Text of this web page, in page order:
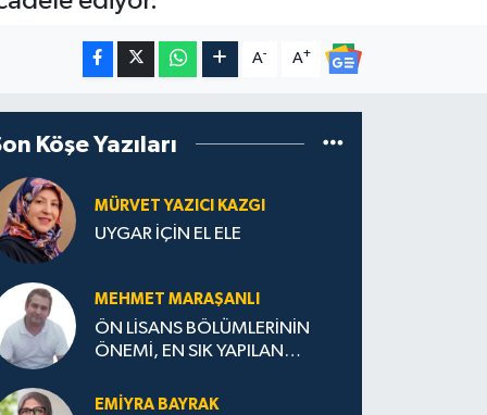
A- A+
Köşe Yazıları
MÜRVET YAZICI KAZGI
UYGAR İÇİN EL ELE
MEHMET MARAŞANLI
ÖN LİSANS BÖLÜMLERİNİN
ÖNEMİ, EN SIK YAPILAN
STRATEJİLERİ
EMIYRA BAYRAK